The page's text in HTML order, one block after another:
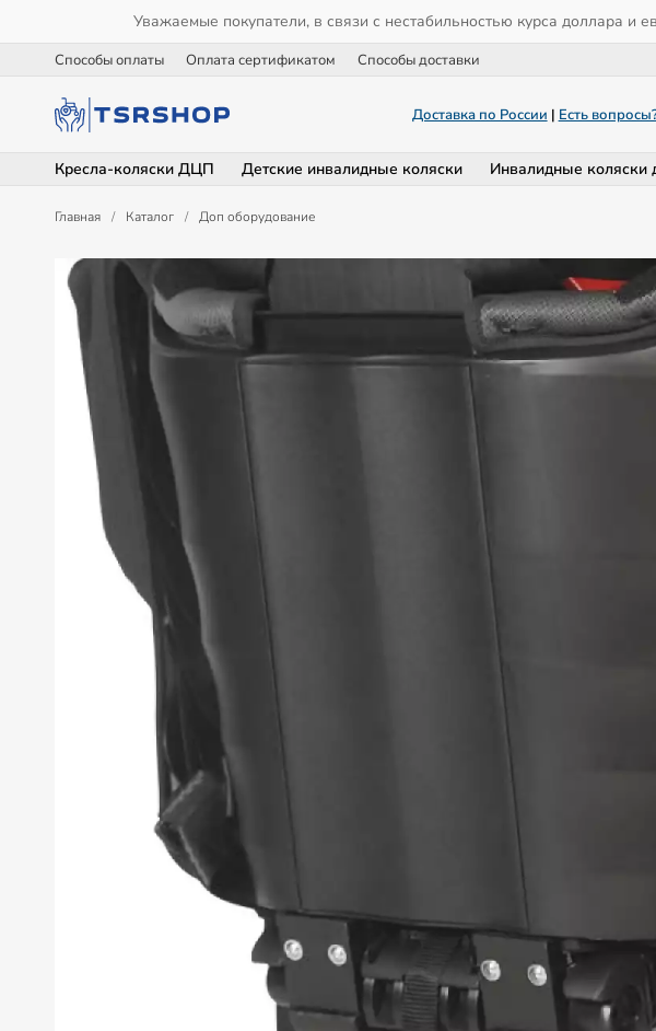
Уважаемые покупатели, в связи с нестабильностью курса доллара и
Способы оплаты Оплата сертификатом Способы доставки
Доставка по России | Есть
Кресла-коляски ДЦП Детские инвалидные коляски Инвалидные коляски
Главная / Каталог / Доп оборудование